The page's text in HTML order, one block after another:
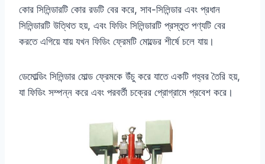
কোর সিলিন্ডারটি কোর রডটি বের করে, সাব-সিলিন্ডার এবং প্রধান
সিলিন্ডারটি উত্থিত হয়, এবং ফিডিং সিলিন্ডারটি প্রস্তুত পণ্যটি বের
করতে এগিয়ে যায় যখন ফিডিং ফ্রেমটি মোল্ডের শীর্ষে চলে যায়।
ডেমোল্ডিং সিলিন্ডার মোল্ড ফ্রেমকে উঁচু করে যাতে একটি গহ্বর তৈরি হয়,
যা ফিডিং সম্পন্ন করে এবং পরবর্তী চক্রের প্রোগ্রামে প্রবেশ করে।